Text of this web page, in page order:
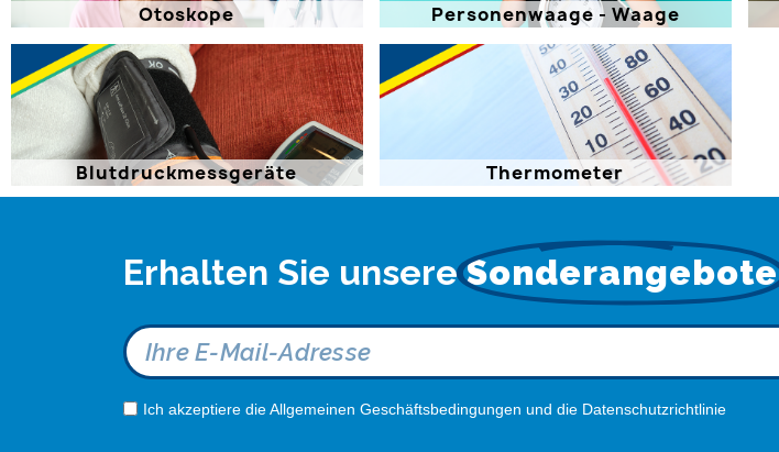
Otoskope Personenwaage - Waage
Blutdruckmessgeräte Thermometer
Erhalten Sie unsereSonderangebote
Ich akzeptiere die Allgemeinen Geschäftsbedingungen und die Datenschutzrichtlinie